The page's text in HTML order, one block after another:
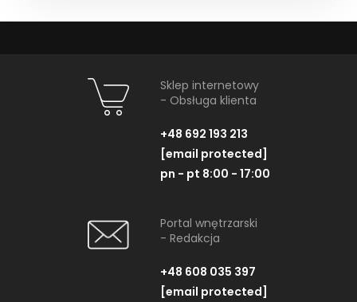
Sklep internetowy
- Obsługa klienta
+48 692 193 213
[email protected]
pn - pt 8:00 - 17:00
Portal wnętrzarski
- Redakcja
+48 608 035 397
[email protected]